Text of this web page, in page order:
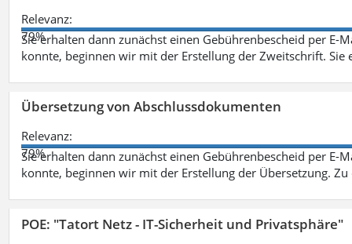
Relevanz:
79%
Sie erhalten dann zunächst einen Gebührenbescheid per E-
konnte, beginnen wir mit der Erstellung der Zweitschrift. Sie
Übersetzung von Abschlussdokumenten
Relevanz:
79%
Sie erhalten dann zunächst einen Gebührenbescheid per E-
konnte, beginnen wir mit der Erstellung der Übersetzung.
POE: "Tatort Netz - IT-Sicherheit und Privatsphäre"